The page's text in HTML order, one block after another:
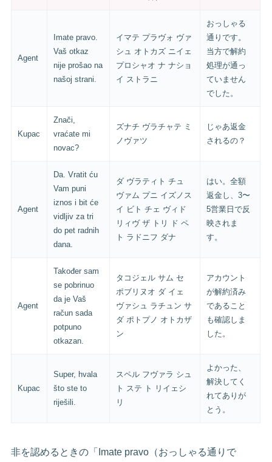
Agent
Imate pravo.
Vaš otkaz
nije prošao na
našoj strani.
イマテ プラヴォ ヴァ
シュ オトカズ ニイェ
プロシャオ ナ ナショ
イ ストラニ
おっしゃる
通りです。
当方で解約
処理が通っ
ていません
でした。
Kupac
Znači,
vraćate mi
novac?
ズナチ ヴラチャテ ミ
ノヴァツ
じゃあ返金
されるの？
Agent
Da. Vratit ću
Vam puni
iznos i bit će
vidljiv za tri
do pet radnih
dana.
ダ ヴラティト チュ
ヴァム プニ イズノス
イ ビト チェ ヴィド
リィヴ ザ トリ ド ペ
ト ラドニフ ダナ
はい。全額
返金し、3〜
5営業日で反
映されま
す。
Agent
Također sam
se pobrinuo
da je Vaš
račun sada
potpuno
otkazan.
タコジェル サム セ
ポブリヌオ ダ イェ
ヴァシュ ラチュン サ
ダ ポトプノ オトカザ
ン
アカウント
が解約済み
であること
も確認しま
した。
Kupac
Super, hvala
što ste to
riješili.
スペル フヴァラ シュ
ト ステ ト リイェシ
リ
よかった、
解決してく
れてありが
とう。
非を認めるときの「Imate pravo（おっしゃる通りで